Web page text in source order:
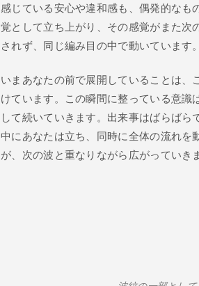
感じている安心や違和感も、偶発的な
覚として立ち上がり、その感覚がまた次
されず、同じ編み目の中で動いています。
いまあなたの前で展開していることは
けています。この瞬間に整っている意識
して続いていきます。出来事はばらば
中にあなたは立ち、同時に全体の流れを
が、次の波と重なりながら広がっていき